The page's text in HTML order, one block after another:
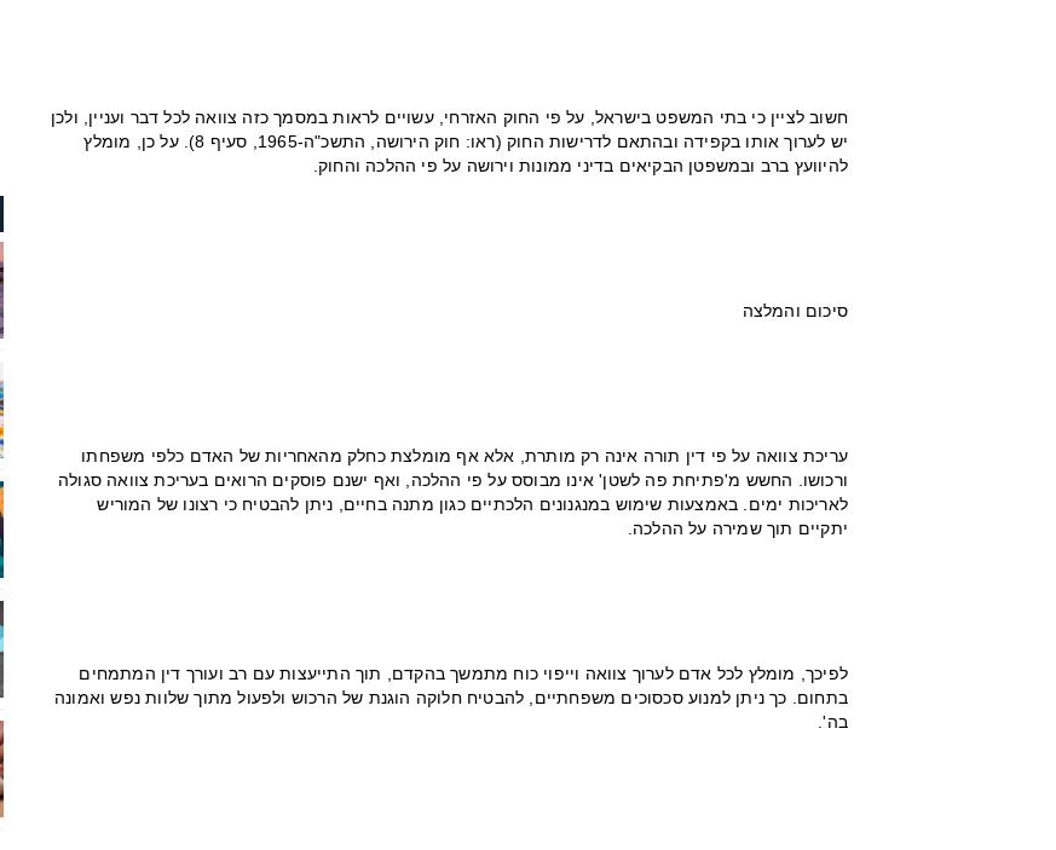
חשוב לציין כי בתי המשפט בישראל, על פי החוק האזרחי, עשויים לראות במסמך כזה צוואה לכל דבר ועניין, ולכן
יש לערוך אותו בקפידה ובהתאם לדרישות החוק (ראו: חוק הירושה, התשכ"ה-1965, סעיף 8). על כן, מומלץ
להיוועץ ברב ובמשפטן הבקיאים בדיני ממונות וירושה על פי ההלכה והחוק.
סיכום והמלצה
עריכת צוואה על פי דין תורה אינה רק מותרת, אלא אף מומלצת כחלק מהאחריות של האדם כלפי משפחתו
ורכושו. החשש מ'פתיחת פה לשטן' אינו מבוסס על פי ההלכה, ואף ישנם פוסקים הרואים בעריכת צוואה סגולה
לאריכות ימים. באמצעות שימוש במנגנונים הלכתיים כגון מתנה בחיים, ניתן להבטיח כי רצונו של המוריש
יתקיים תוך שמירה על ההלכה.
לפיכך, מומלץ לכל אדם לערוך צוואה וייפוי כוח מתמשך בהקדם, תוך התייעצות עם רב ועורך דין המתמחים
בתחום. כך ניתן למנוע סכסוכים משפחתיים, להבטיח חלוקה הוגנת של הרכוש ולפעול מתוך שלוות נפש ואמונה
בה'.